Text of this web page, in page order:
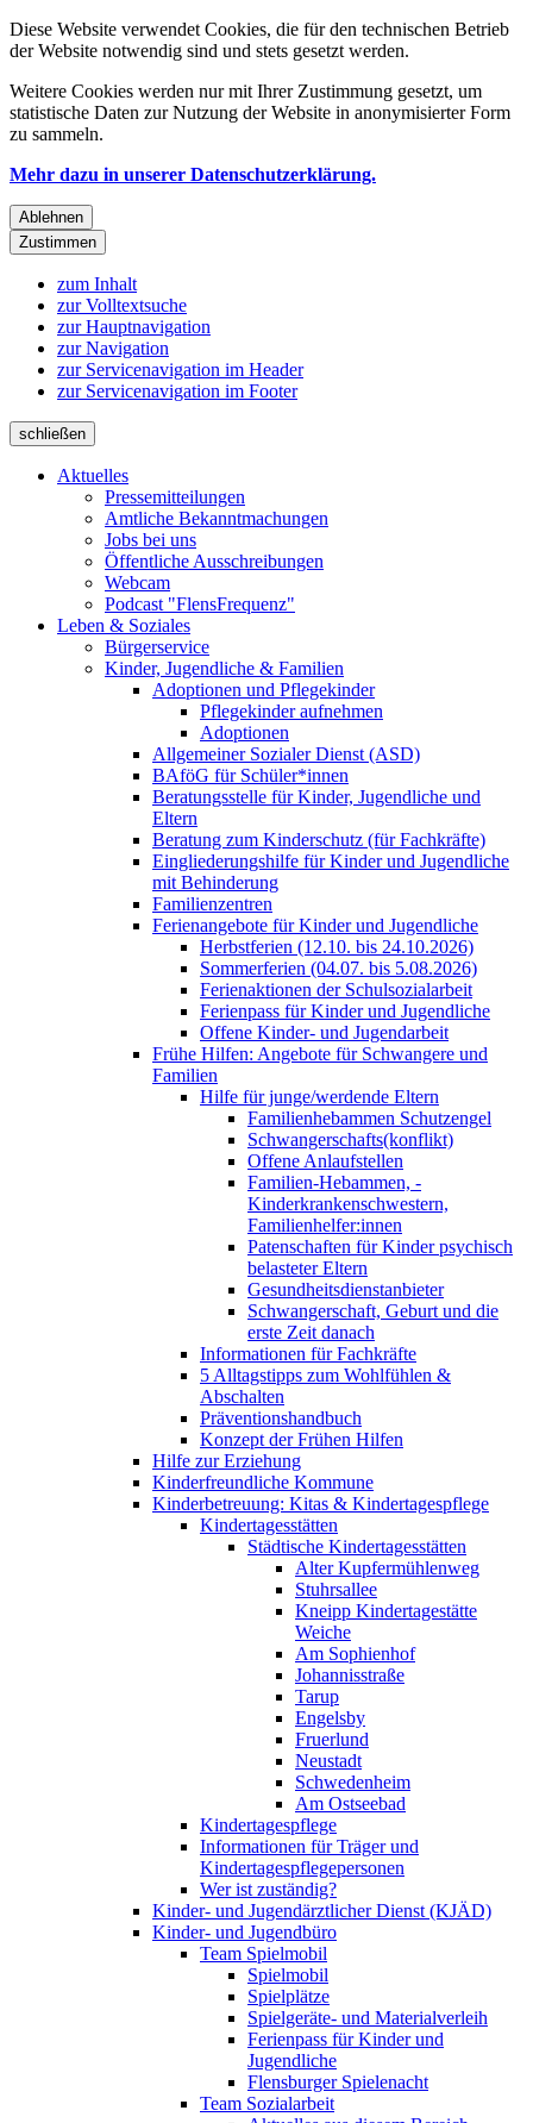
Diese Website verwendet Cookies, die für den technischen Betrieb
der Website notwendig sind und stets gesetzt werden.
Weitere Cookies werden nur mit Ihrer Zustimmung gesetzt, um
statistische Daten zur Nutzung der Website in anonymisierter Form
zu sammeln.
Mehr dazu in unserer Datenschutzerklärung.
Ablehnen
Zustimmen
zum Inhalt
zur Volltextsuche
zur Hauptnavigation
zur Navigation
zur Servicenavigation im Header
zur Servicenavigation im Footer
schließen
Aktuelles
Pressemitteilungen
Amtliche Bekanntmachungen
Jobs bei uns
Öffentliche Ausschreibungen
Webcam
Podcast "FlensFrequenz"
Leben & Soziales
Bürgerservice
Kinder, Jugendliche & Familien
Adoptionen und Pflegekinder
Pflegekinder aufnehmen
Adoptionen
Allgemeiner Sozialer Dienst (ASD)
BAföG für Schüler*innen
Beratungsstelle für Kinder, Jugendliche und
Eltern
Beratung zum Kinderschutz (für Fachkräfte)
Eingliederungshilfe für Kinder und Jugendliche
mit Behinderung
Familienzentren
Ferienangebote für Kinder und Jugendliche
Herbstferien (12.10. bis 24.10.2026)
Sommerferien (04.07. bis 5.08.2026)
Ferienaktionen der Schulsozialarbeit
Ferienpass für Kinder und Jugendliche
Offene Kinder- und Jugendarbeit
Frühe Hilfen: Angebote für Schwangere und
Familien
Hilfe für junge/werdende Eltern
Familienhebammen Schutzengel
Schwangerschafts(konflikt)
Offene Anlaufstellen
Familien-Hebammen, -
Kinderkrankenschwestern,
Familienhelfer:innen
Patenschaften für Kinder psychisch
belasteter Eltern
Gesundheitsdienstanbieter
Schwangerschaft, Geburt und die
erste Zeit danach
Informationen für Fachkräfte
5 Alltagstipps zum Wohlfühlen &
Abschalten
Präventionshandbuch
Konzept der Frühen Hilfen
Hilfe zur Erziehung
Kinderfreundliche Kommune
Kinderbetreuung: Kitas & Kindertagespflege
Kindertagesstätten
Städtische Kindertagesstätten
Alter Kupfermühlenweg
Stuhrsallee
Kneipp Kindertagestätte
Weiche
Am Sophienhof
Johannisstraße
Tarup
Engelsby
Fruerlund
Neustadt
Schwedenheim
Am Ostseebad
Kindertagespflege
Informationen für Träger und
Kindertagespflegepersonen
Wer ist zuständig?
Kinder- und Jugendärztlicher Dienst (KJÄD)
Kinder- und Jugendbüro
Team Spielmobil
Spielmobil
Spielplätze
Spielgeräte- und Materialverleih
Ferienpass für Kinder und
Jugendliche
Flensburger Spielenacht
Team Sozialarbeit